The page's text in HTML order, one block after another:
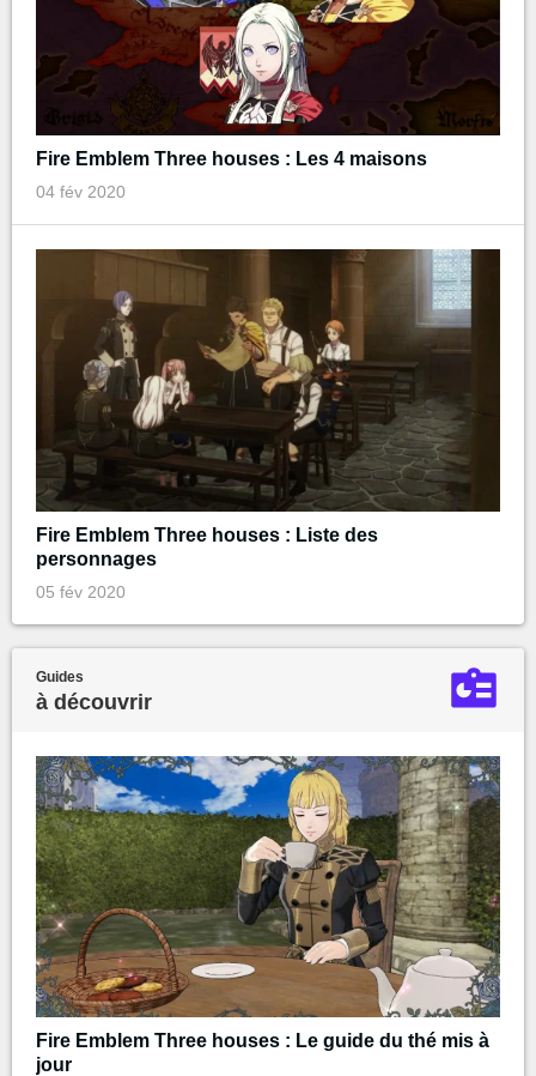
Fire Emblem Three houses : Les 4 maisons
04 fév 2020
Fire Emblem Three houses : Liste des
personnages
05 fév 2020
Guides
à découvrir
Fire Emblem Three houses : Le guide du thé mis à
jour